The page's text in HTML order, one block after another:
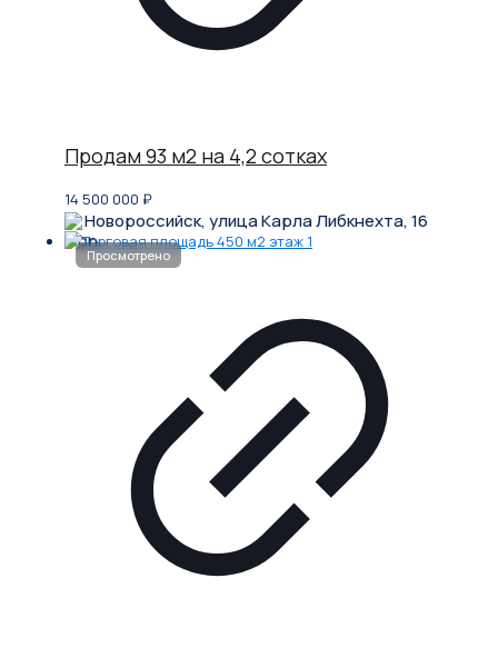
Продам 93 м2 на 4,2 сотках
14 500 000 ₽
Новороссийск, улица Карла Либкнехта, 16